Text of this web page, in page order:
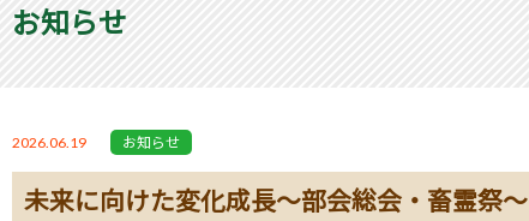
お知らせ
2026.06.19 お知らせ
未来に向けた変化成長～部会総会・畜霊祭～